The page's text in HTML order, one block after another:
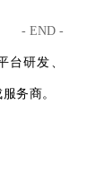
台研发、
务商。
- END -